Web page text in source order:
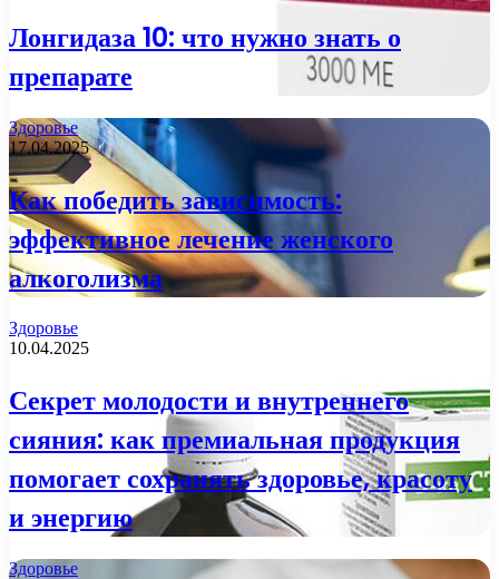
Лонгидаза 10: что нужно знать о
препарате
Здоровье
17.04.2025
Как победить зависимость:
эффективное лечение женского
алкоголизма
Здоровье
10.04.2025
Секрет молодости и внутреннего
сияния: как премиальная продукция
помогает сохранять здоровье, красоту
и энергию
Здоровье